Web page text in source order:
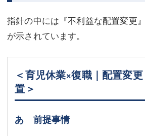
指針の中には『不利益な配置変更
が示されています。
＜育児休業×復職｜配置変
置＞
あ 前提事情